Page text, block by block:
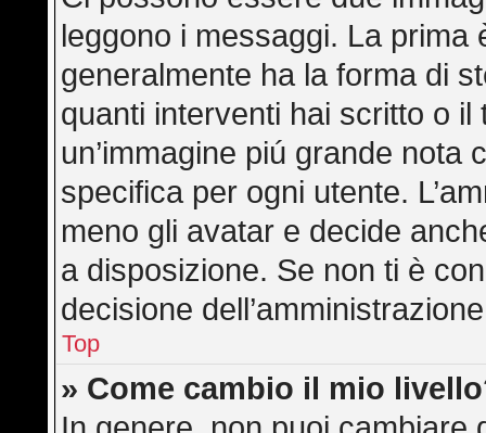
leggono i messaggi. La prima
generalmente ha la forma di
quanti interventi hai scritto o
un’immagine piú grande
specifica per ogni utente.
meno gli avatar e decide
a disposizione. Se non ti è
decisione
Top
» Come cambio il mio